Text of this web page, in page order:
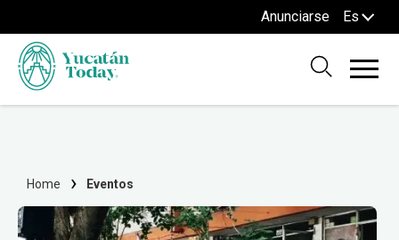
Anunciarse Es
Home Eventos